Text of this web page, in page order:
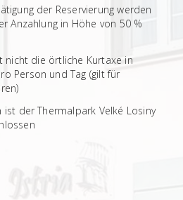
der Reservierung werden
Anzahlung in Höhe von 50 %
nicht die örtliche Kurtaxe in
Person und Tag (gilt für
der Thermalpark Velké Losiny